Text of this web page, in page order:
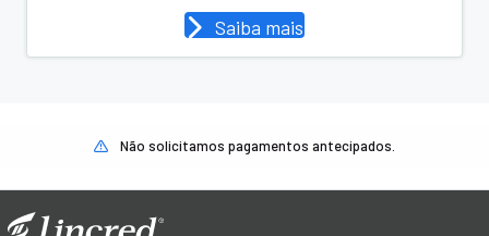
Saiba mais
Não solicitamos pagamentos antecipados.